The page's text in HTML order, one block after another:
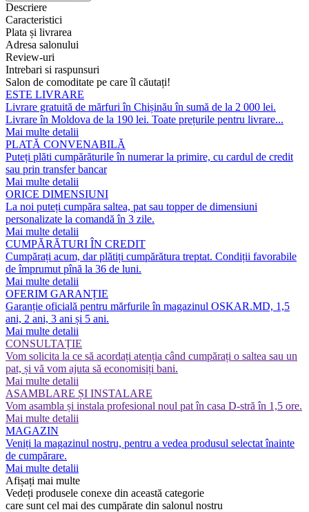
Descriere
Caracteristici
Plata și livrarea
Adresa salonului
Review-uri
Intrebari si raspunsuri
Salon de comoditate pe care îl căutați!
ESTE LIVRARE
Livrare gratuită de mărfuri în Chișinău în sumă de la 2 000 lei.
Livrare în Moldova de la 190 lei. Toate prețurile pentru livrare...
Mai multe detalii
PLATĂ CONVENABILĂ
Puteți plăti cumpărăturile în numerar la primire, cu cardul de credit
sau prin transfer bancar
Mai multe detalii
ORICE DIMENSIUNI
La noi puteți cumpăra saltea, pat sau topper de dimensiuni
personalizate la comandă în 3 zile.
Mai multe detalii
CUMPĂRĂTURI ÎN CREDIT
Cumpărați acum, dar plătiți cumpărătura treptat. Condiții favorabile
de împrumut pînă la 36 de luni.
Mai multe detalii
OFERIM GARANȚIE
Garanție oficială pentru mărfurile în magazinul OSKAR.MD, 1,5
ani, 2 ani, 3 ani și 5 ani.
Mai multe detalii
CONSULTAȚIE
Vom solicita la ce să acordați atenția când cumpărați o saltea sau un
pat, și vă vom ajuta să economisiți bani.
Mai multe detalii
ASAMBLARE ȘI INSTALARE
Vom asambla și instala profesional noul pat în casa D-stră în 1,5 ore.
Mai multe detalii
MAGAZIN
Veniți la magazinul nostru, pentru a vedea produsul selectat înainte
de cumpărare.
Mai multe detalii
Afișați mai multe
Vedeți produsele conexe din această categorie
care sunt cel mai des cumpărate din salonul nostru